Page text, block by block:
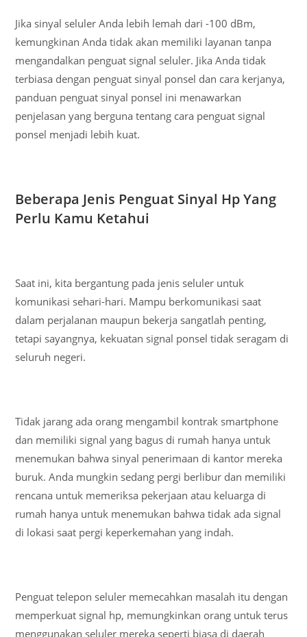
Jika sinyal seluler Anda lebih lemah dari -100 dBm,
kemungkinan Anda tidak akan memiliki layanan tanpa
mengandalkan penguat signal seluler. Jika Anda tidak
terbiasa dengan penguat sinyal ponsel dan cara kerjanya,
panduan penguat sinyal ponsel ini menawarkan
penjelasan yang berguna tentang cara penguat signal
ponsel menjadi lebih kuat.
Beberapa Jenis Penguat Sinyal Hp Yang
Perlu Kamu Ketahui
Saat ini, kita bergantung pada jenis seluler untuk
komunikasi sehari-hari. Mampu berkomunikasi saat
dalam perjalanan maupun bekerja sangatlah penting,
tetapi sayangnya, kekuatan signal ponsel tidak seragam di
seluruh negeri.
Tidak jarang ada orang mengambil kontrak smartphone
dan memiliki signal yang bagus di rumah hanya untuk
menemukan bahwa sinyal penerimaan di kantor mereka
buruk. Anda mungkin sedang pergi berlibur dan memiliki
rencana untuk memeriksa pekerjaan atau keluarga di
rumah hanya untuk menemukan bahwa tidak ada signal
di lokasi saat pergi keperkemahan yang indah.
Penguat telepon seluler memecahkan masalah itu dengan
memperkuat signal hp, memungkinkan orang untuk terus
menggunakan seluler mereka seperti biasa di daerah